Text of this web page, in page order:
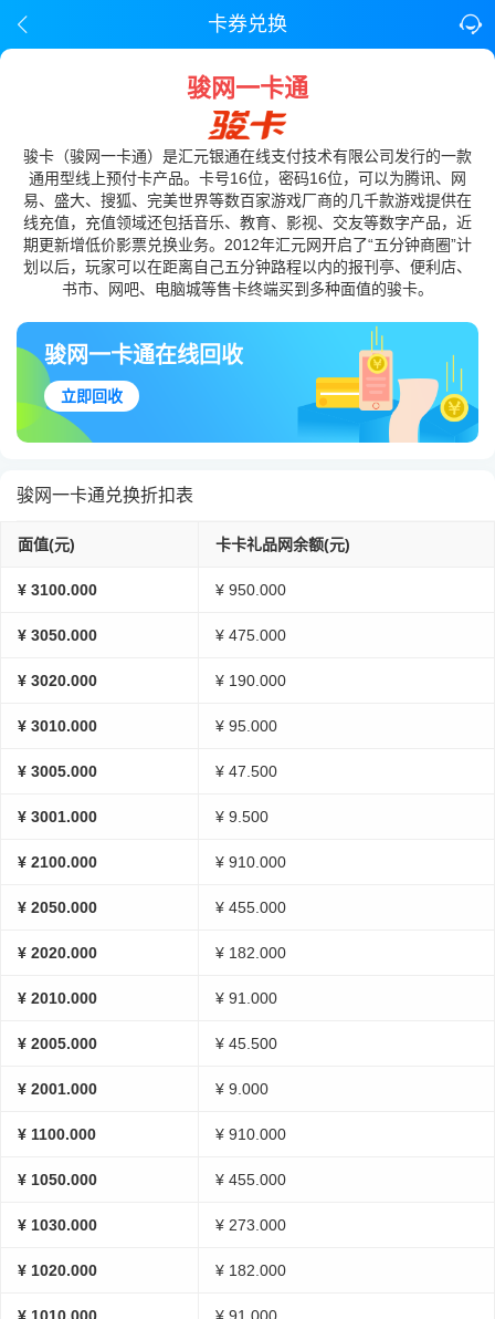
卡券兑换
骏网一卡通
骏卡（骏网一卡通）是汇元银通在线支付技术有限公司发行的一款
通用型线上预付卡产品。卡号16位，密码16位，可以为腾讯、网
易、盛大、搜狐、完美世界等数百家游戏厂商的几千款游戏提供在
线充值，充值领域还包括音乐、教育、影视、交友等数字产品，近
期更新增低价影票兑换业务。2012年汇元网开启了“五分钟商圈”计
划以后，玩家可以在距离自己五分钟路程以内的报刊亭、便利店、
书市、网吧、电脑城等售卡终端买到多种面值的骏卡。
骏网一卡通在线回收
立即回收
骏网一卡通兑换折扣表
面值(元) 卡卡礼品网余额(元)
¥ 3100.000 ¥ 950.000
¥ 3050.000 ¥ 475.000
¥ 3020.000 ¥ 190.000
¥ 3010.000 ¥ 95.000
¥ 3005.000 ¥ 47.500
¥ 3001.000 ¥ 9.500
¥ 2100.000 ¥ 910.000
¥ 2050.000 ¥ 455.000
¥ 2020.000 ¥ 182.000
¥ 2010.000 ¥ 91.000
¥ 2005.000 ¥ 45.500
¥ 2001.000 ¥ 9.000
¥ 1100.000 ¥ 910.000
¥ 1050.000 ¥ 455.000
¥ 1030.000 ¥ 273.000
¥ 1020.000 ¥ 182.000